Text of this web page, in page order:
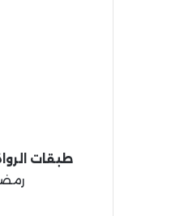
طبقات
رمضان